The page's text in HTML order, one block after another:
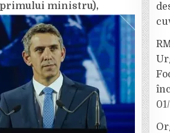
DIN
6
DECEMBRIE:
MINISTRUL
ION
ȘTEFAN
ȘI
MEDICUL
RALUCA
IOAN
DESCHID
LISTELE
LA
CAMERA
DEPUTAȚILOR,
RESPECTIV
SENAT
primului ministru),